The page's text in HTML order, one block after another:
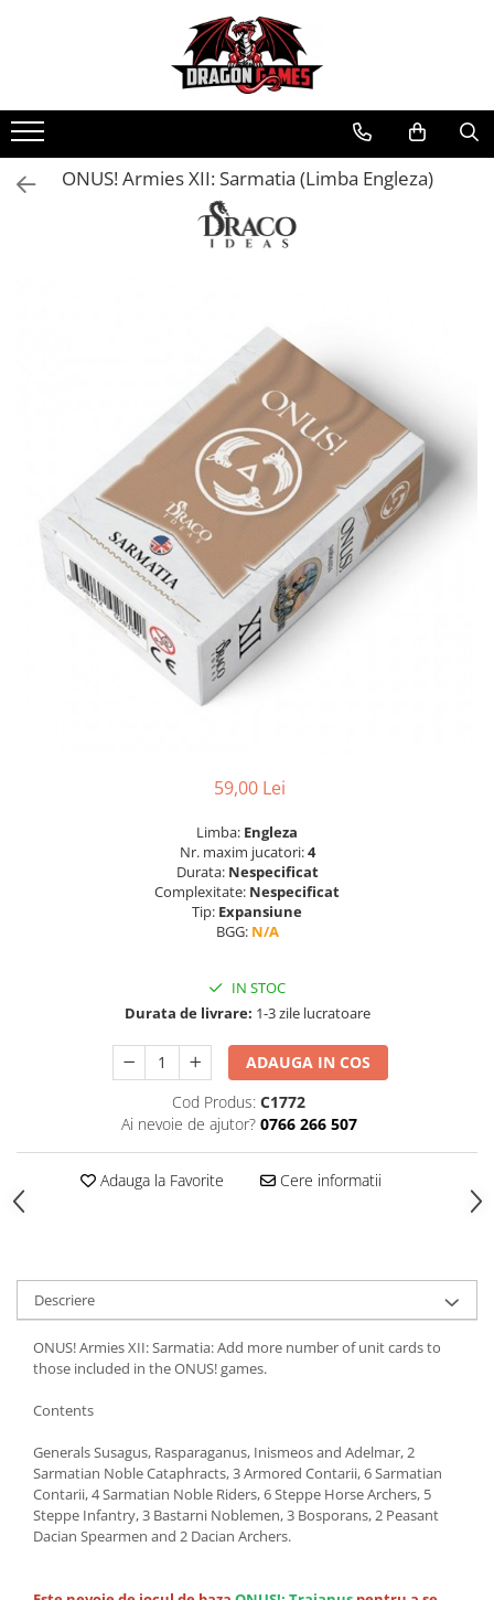
ONUS! Armies XII: Sarmatia (Limba Engleza)
59,00 Lei
Limba: Engleza
Nr. maxim jucatori:4
Durata: Nespecificat
Complexitate: Nespecificat
Tip: Expansiune
BGG: N/A
IN STOC
Durata de livrare: 1-3 zile lucratoare
ADAUGA IN COS
Cod Produs: C1772
Ai nevoie de ajutor? 0766 266 507
Adauga la Favorite Cere informatii
Descriere
ONUS! Armies XII: Sarmatia: Add more number of unit cards to
those included in the ONUS! games.
Contents
Generals Susagus, Rasparaganus, Inismeos and Adelmar, 2
Sarmatian Noble Cataphracts, 3 Armored Contarii, 6 Sarmatian
Contarii, 4 Sarmatian Noble Riders, 6 Steppe Horse Archers, 5
Steppe Infantry, 3 Bastarni Noblemen, 3 Bosporans, 2 Peasant
Dacian Spearmen and 2 Dacian Archers.